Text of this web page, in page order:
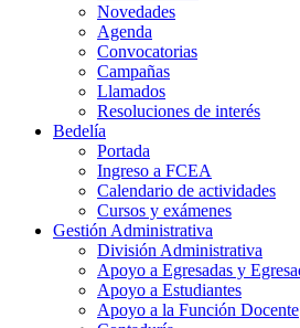
Novedades
Agenda
Convocatorias
Campañas
Llamados
Resoluciones de interés
Bedelía
Portada
Ingreso a FCEA
Calendario de actividades
Cursos y exámenes
Gestión Administrativa
División Administrativa
Apoyo a Egresadas y
Apoyo a Estudiantes
Apoyo a la Función Docente